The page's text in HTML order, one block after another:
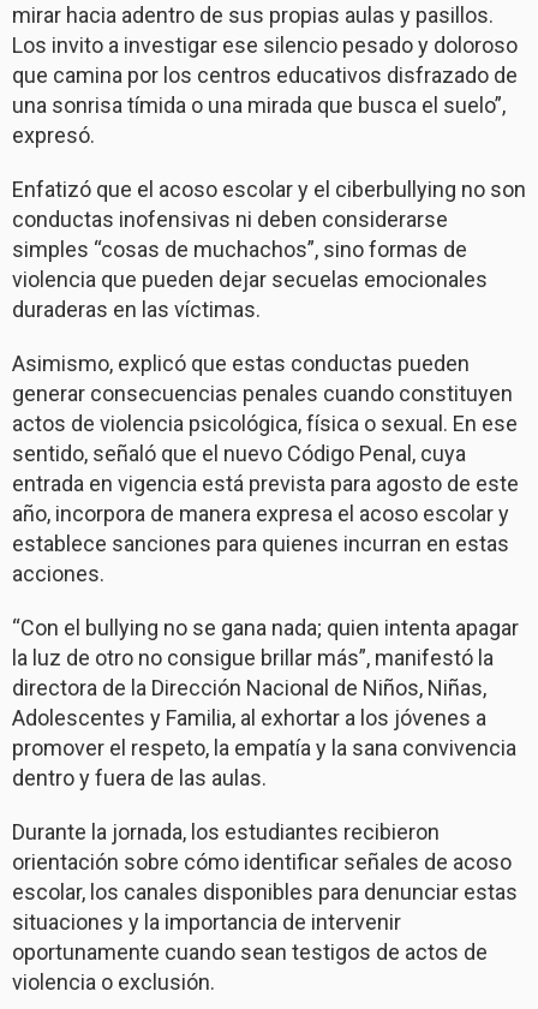
mirar hacia adentro de sus propias aulas y pasillos.
Los invito a investigar ese silencio pesado y doloroso
que camina por los centros educativos disfrazado de
una sonrisa tímida o una mirada que busca el suelo”,
expresó.
Enfatizó que el acoso escolar y el ciberbullying no son
conductas inofensivas ni deben considerarse
simples “cosas de muchachos”, sino formas de
violencia que pueden dejar secuelas emocionales
duraderas en las víctimas.
Asimismo, explicó que estas conductas pueden
generar consecuencias penales cuando constituyen
actos de violencia psicológica, física o sexual. En ese
sentido, señaló que el nuevo Código Penal, cuya
entrada en vigencia está prevista para agosto de este
año, incorpora de manera expresa el acoso escolar y
establece sanciones para quienes incurran en estas
acciones.
“Con el bullying no se gana nada; quien intenta apagar
la luz de otro no consigue brillar más”, manifestó la
directora de la Dirección Nacional de Niños, Niñas,
Adolescentes y Familia, al exhortar a los jóvenes a
promover el respeto, la empatía y la sana convivencia
dentro y fuera de las aulas.
Durante la jornada, los estudiantes recibieron
orientación sobre cómo identificar señales de acoso
escolar, los canales disponibles para denunciar estas
situaciones y la importancia de intervenir
oportunamente cuando sean testigos de actos de
violencia o exclusión.